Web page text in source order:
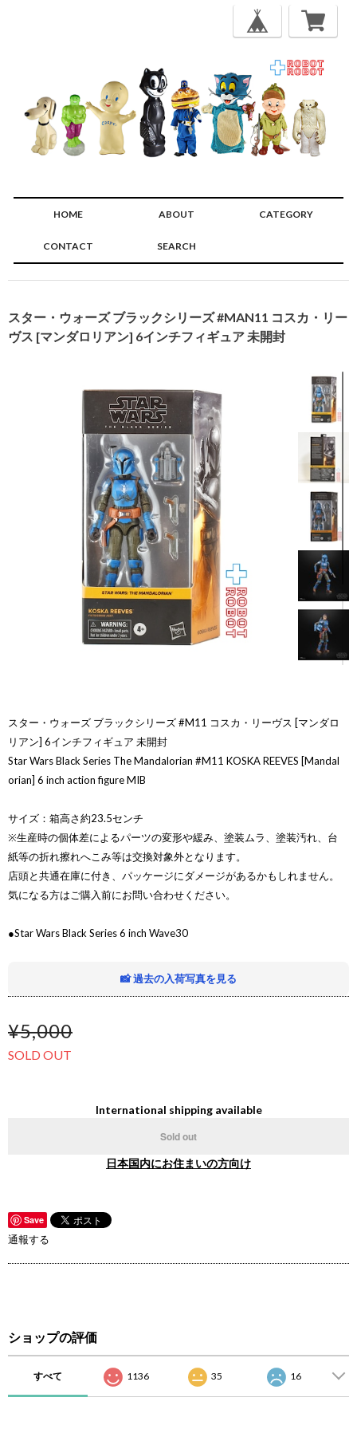
HOME ABOUT CATEGORY
CONTACT SEARCH
スター・ウォーズ ブラックシリーズ #MAN11 コスカ・リー
ヴス [マンダロリアン] 6インチフィギュア 未開封
スター・ウォーズ ブラックシリーズ #M11 コスカ・リーヴス [マンダロ
リアン] 6インチフィギュア 未開封
Star Wars Black Series The Mandalorian #M11 KOSKA REEVES [Mandal
orian] 6 inch action figure MIB
サイズ：箱高さ約23.5センチ
※生産時の個体差によるパーツの変形や緩み、塗装ムラ、塗装汚れ、台
紙等の折れ擦れへこみ等は交換対象外となります。
店頭と共通在庫に付き、パッケージにダメージがあるかもしれません。
気になる方はご購入前にお問い合わせください。
●Star Wars Black Series 6 inch Wave30
📸 過去の入荷写真を見る
¥5,000
SOLD OUT
International shipping available
Sold out
日本国内にお住まいの方向け
Save
通報する
ショップの評価
すべて 1136 35 16